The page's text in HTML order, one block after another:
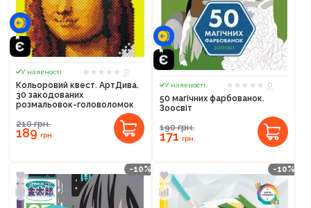
У наявності
0
Кольоровий квест. АртДива.
30 закодованих
розмальовок-головоломок
210грн.
189грн.
У наявності
0
50 магічних фарбованок.
Зоосвіт
190грн.
171грн.
-10% -10%